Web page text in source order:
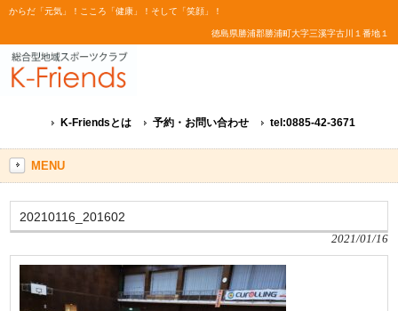
からだ「元気」！こころ「健康」！そして「笑顔」！
徳島県勝浦郡勝浦町大字三溪字古川１番地１
K-Friendsとは 予約・お問い合わせ tel:0885-42-3671
MENU
20210116_201602
2021/01/16